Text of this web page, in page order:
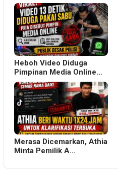
Heboh Video Diduga
Pimpinan Media Online…
Merasa Dicemarkan, Athia
Minta Pemilik A…